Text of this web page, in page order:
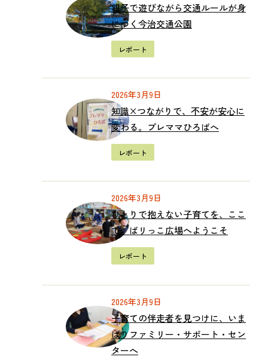
親子で遊びながら交通ルールが身
につく今治交通公園
レポート
2026年3月9日
知識×つながりで、不安が安心に
変わる。プレママひろばへ
レポート
2026年3月9日
ひとりで抱えない子育てを、ここ
で。ばリっこ広場へようこそ
レポート
2026年3月9日
子育ての伴走者を見つけに、いま
ばりファミリー・サポート・セン
ターへ